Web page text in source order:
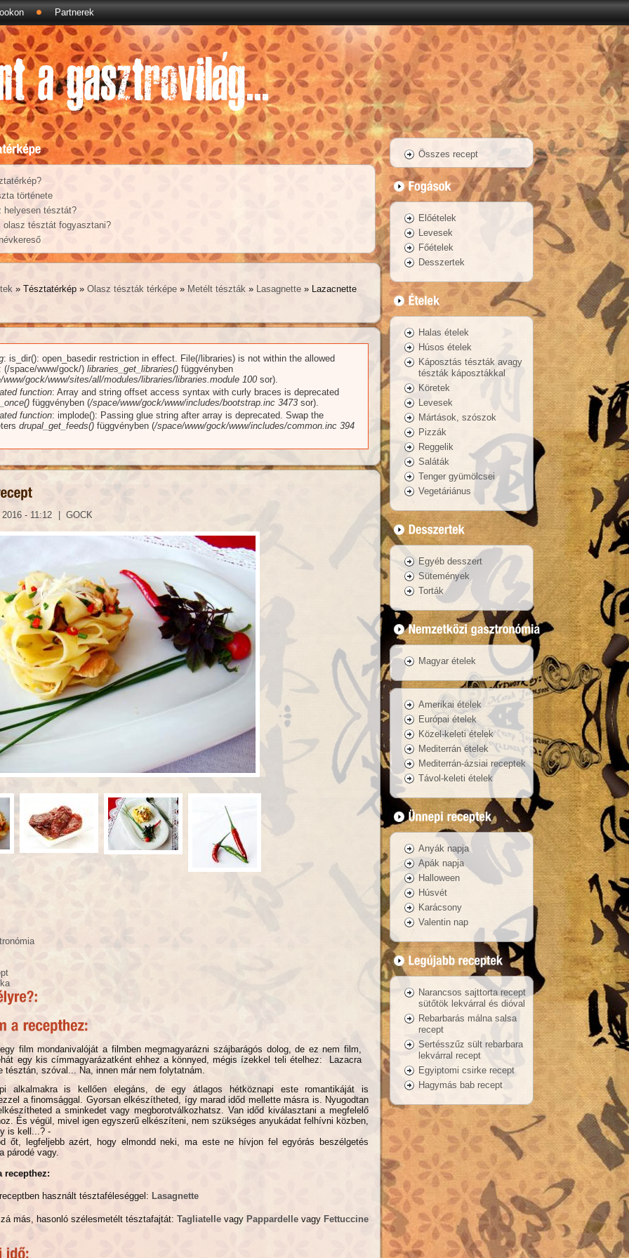
Partnerek
története
helyesen tésztát?
olasz tésztát fogyasztani?
» Tésztatérkép »Olasz tészták térképe » Metélt tészták » Lasagnette » Lazacnette
: is_dir(): open_basedir restriction in effect. File(/libraries) is not within the allowed
(/space/www/gock/) libraries_get_libraries() függvényben
www/gock/www/sites/all/modules/libraries/libraries.module 100 sor).
function: Array and string offset access syntax with curly braces is deprecated
függvényben (/space/www/gock/www/includes/bootstrap.inc 3473 sor).
function: implode(): Passing glue string after array is deprecated. Swap the
drupal_get_feeds() függvényben (/space/www/gock/www/includes/common.inc 394
- 11:12 GOCK
film mondanivalóját a filmben megmagyarázni szájbarágós dolog, de ez nem film,
egy kis címmagyarázatként ehhez a könnyed, mégis ízekkel teli ételhez: Lazacra
tésztán, szóval... Na, innen már nem folytatnám.
alkalmakra is kellően elegáns, de egy átlagos hétköznapi este romantikáját is
a finomsággal. Gyorsan elkészítheted, így marad időd mellette másra is. Nyugodtan
a sminkedet vagy megborotválkozhatsz. Van időd kiválasztani a megfelelő
És végül, mivel igen egyszerű elkészíteni, nem szükséges anyukádat felhívni közben,
is kell...? -
őt, legfeljebb azért, hogy elmondd neki, ma este ne hívjon fel egyórás beszélgetés
párodé vagy.
recepthez:
használt tésztaféleséggel: Lasagnette
más, hasonló szélesmetélt tésztafajtát: Tagliatelle vagy Pappardelle vagy Fettuccine
Összes recept
Előételek
Levesek
Főételek
Desszertek
Halas ételek
Húsos ételek
Káposztás tészták avagy
tészták káposztákkal
Köretek
Levesek
Mártások, szószok
Pizzák
Reggelik
Saláták
Tenger gyümölcsei
Vegetáriánus
Egyéb desszert
Sütemények
Torták
Magyar ételek
Amerikai ételek
Európai ételek
Közel-keleti ételek
Mediterrán ételek
Mediterrán-ázsiai receptek
Távol-keleti ételek
Anyák napja
Apák napja
Halloween
Húsvét
Karácsony
Valentin nap
Narancsos sajttorta recept
sütőtök lekvárral és dióval
Rebarbarás málna salsa
recept
Sertésszűz sült rebarbara
lekvárral recept
Egyiptomi csirke recept
Hagymás bab recept